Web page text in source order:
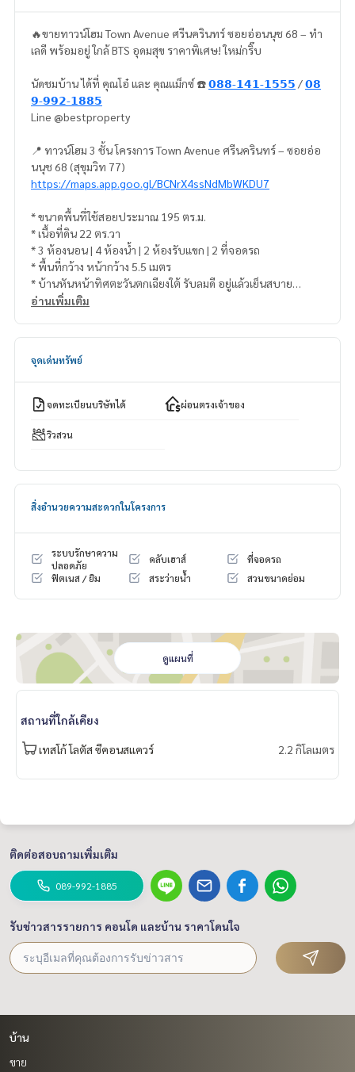
🔥ขายทาวน์โฮม Town Avenue ศรีนครินทร์ ซอยอ่อนนุช 68 – ทำ
เลดี พร้อมอยู่ ใกล้ BTS อุดมสุข ราคาพิเศษ! ใหม่กริ๊บ
นัดชมบ้าน ได้ที่ คุณโอ๋ และ คุณแม็กซ์​ ☎️𝟬𝟴𝟴-𝟭𝟰𝟭-𝟭𝟱𝟱𝟱 /𝟬𝟴
𝟵-𝟵𝟵𝟮-𝟭𝟴𝟴𝟱
Line @bestproperty
📍 ทาวน์โฮม 3 ชั้น โครงการ Town Avenue ศรีนครินทร์ – ซอยอ่อ
นนุช 68 (สุขุมวิท 77)
https://maps.app.goo.gl/BCNrX4ssNdMbWKDU7
* ขนาดพื้นที่ใช้สอยประมาณ 195 ตร.ม.
* เนื้อที่ดิน 22 ตร.วา
* 3 ห้องนอน | 4 ห้องน้ำ | 2 ห้องรับแขก | 2 ที่จอดรถ
* พื้นที่กว้าง หน้ากว้าง 5.5 เมตร
* บ้านหันหน้าทิศตะวันตกเฉียงใต้ รับลมดี อยู่แล้วเย็นสบาย
* หน้าบ้านใกล้ Club house
✨ จุดเด่นของทรัพย์
* ทำเลศักยภาพใจกลางกรุงเทพฯ เดินทางสะดวก
* ใกล้ BTS อุดมสุข / BTS อ่อนนุช
* ใกล้ รถไฟฟ้า สถานี ศรีนุช เพียง 650 ม.
* โครงการมีระบบรักษาความปลอดภัย 24 ชม., คลับเฮ้าส์ และสวน
ส่วนกลาง
* ใกล้ รพ. ชั้นนำ เช่น สินแพทย์ ศรีนครินทร์ | ศิครินทร์ | ไทยนคริน
ทร์ | วิภาราม | สมิติเวช ศรีนครินทร์
* ทางด่วน บูรพาวิถี | ทางด่วนเฉลิมมหานคร | ทางด่วนศรีรัช (พระ
ราม 9)
💰 ราคาขายเพียง: 5.95 บาท (ลดราคาจากเดิม 6.19 ล้านบาท) (ค่
าโอนคนละครึ่ง / หรือผ่อนตรงกับบริษัทฯ ได้)
📞 สนใจติดต่อ และ นัดชมบ้านได้ทุกวัน!
คุณโอ๋ และ คุณแม็กซ์​
☎️𝟬𝟴𝟴-𝟭𝟰𝟭-𝟭𝟱𝟱𝟱/𝟬𝟴𝟵-𝟵𝟵𝟮-𝟭𝟴𝟴𝟱
#ทาวน์โฮม Town Avenue ศรีนครินทร์, #ขายทาวน์โฮมอ่อนนุช 6
อ่านเพิ่มเติม
จุดเด่นทรัพย์
จดทะเบียนบริษัทได้ ผ่อนตรงเจ้าของ
วิวสวน
สิ่งอำนวยความสะดวกในโครงการ
ระบบรักษาความ
ปลอดภัย
คลับเฮาส์
ที่จอดรถ
ฟิตเนส / ยิม
สระว่ายน้ำ สวนขนาดย่อม
ดูแผนที่
สถานที่ใกล้เคียง
เทสโก้ โลตัส ซีคอนสแควร์ 2.2 กิโลเมตร
ติดต่อสอบถามเพิ่มเติม
089-992-1885
รับข่าวสารรายการ คอนโด และบ้าน ราคาโดนใจ
บ้าน
ขาย